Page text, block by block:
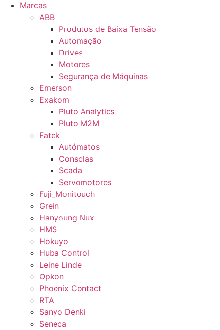
Marcas
ABB
Produtos de Baixa Tensão
Automação
Drives
Motores
Segurança de Máquinas
Emerson
Exakom
Pluto Analytics
Pluto M2M
Fatek
Autómatos
Consolas
Scada
Servomotores
Fuji_Monitouch
Grein
Hanyoung Nux
HMS
Hokuyo
Huba Control
Leine Linde
Opkon
Phoenix Contact
RTA
Sanyo Denki
Seneca